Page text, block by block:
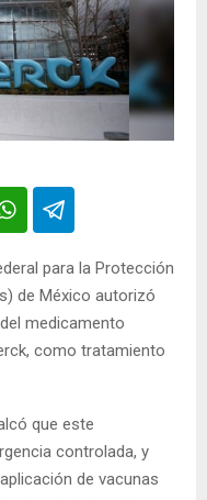
para la Protección
de México autorizó
medicamento
como tratamiento
que este
controlada, y
de vacunas